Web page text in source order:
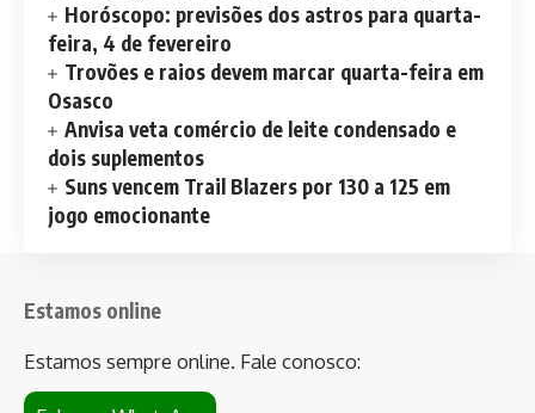
Horóscopo: previsões dos astros para quarta-
feira, 4 de fevereiro
Trovões e raios devem marcar quarta-feira em
Osasco
Anvisa veta comércio de leite condensado e
dois suplementos
Suns vencem Trail Blazers por 130 a 125 em
jogo emocionante
Estamos online
Estamos sempre online. Fale conosco: